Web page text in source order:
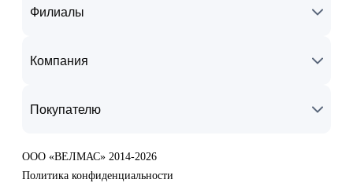
Филиалы
Компания
Покупателю
ООО «ВЕЛМАС» 2014-2026
Политика конфиденциальности